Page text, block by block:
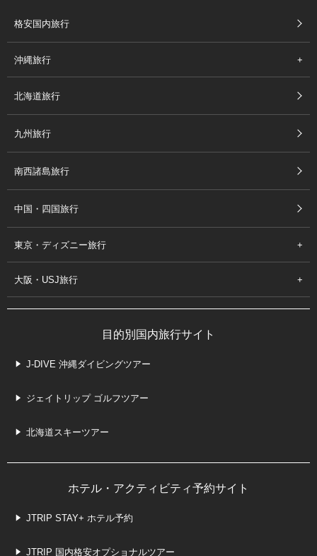
格安国内旅行
沖縄旅行
北海道旅行
九州旅行
南西諸島旅行
中国・四国旅行
東京・ディズニー旅行
大阪・USJ旅行
目的別国内旅行サイト
J-DIVE 沖縄ダイビングツアー
ジェイトリップ ゴルフツアー
北海道スキーツアー
ホテル・アクティビティ予約サイト
JTRIP STAY+ ホテル予約
JTRIP 国内格安オプショナルツアー